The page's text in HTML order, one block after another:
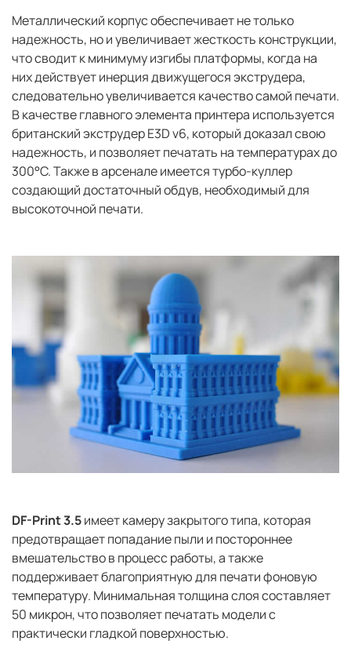
Металлический корпус обеспечивает не только
надежность, но и увеличивает жесткость конструкции,
что сводит к минимуму изгибы платформы, когда на
них действует инерция движущегося экструдера,
следовательно увеличивается качество самой печати.
В качестве главного элемента принтера используется
британский экструдер E3D v6, который доказал свою
надежность, и позволяет печатать на температурах до
300°C. Также в арсенале имеется турбо-куллер
создающий достаточный обдув, необходимый для
высокоточной печати.
DF-Print 3.5имеет камеру закрытого типа, которая
предотвращает попадание пыли и постороннее
вмешательство в процесс работы, а также
поддерживает благоприятную для печати фоновую
температуру. Минимальная толщина слоя составляет
50 микрон, что позволяет печатать модели с
практически гладкой поверхностью.